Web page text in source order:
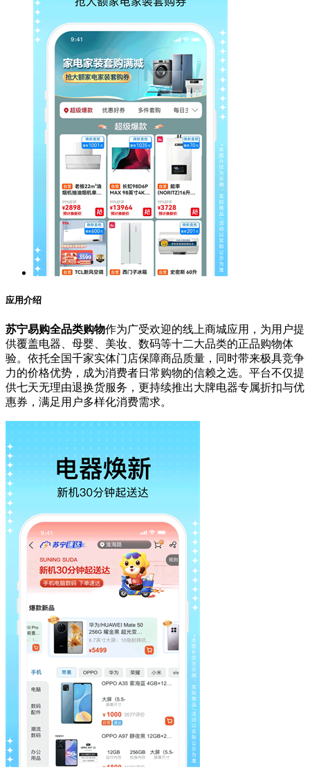
应用介绍
苏宁易购全品类购物作为广受欢迎的线上商城应用，为用户提
供覆盖电器、母婴、美妆、数码等十二大品类的正品购物体
验。依托全国千家实体门店保障商品质量，同时带来极具竞争
力的价格优势，成为消费者日常购物的信赖之选。平台不仅提
供七天无理由退换货服务，更持续推出大牌电器专属折扣与优
惠券，满足用户多样化消费需求。